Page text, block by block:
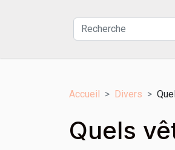
Accueil Divers
Quels